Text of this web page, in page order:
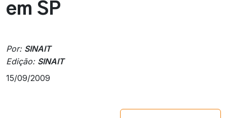
em SP
Por: SINAIT
Edição: SINAIT
15/09/2009